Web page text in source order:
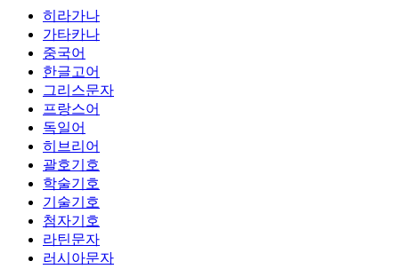
히라가나
가타카나
중국어
한글고어
그리스문자
프랑스어
독일어
히브리어
괄호기호
학술기호
기술기호
첨자기호
라틴문자
러시아문자